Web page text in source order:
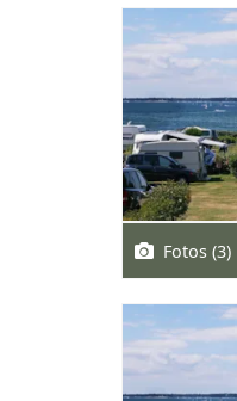
Fotos (3)